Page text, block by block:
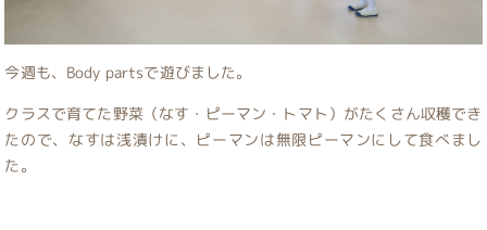
今週も、Body partsで遊びました。
クラスで育てた野菜（なす・ピーマン・トマト）がたくさん収穫でき
たので、なすは浅漬けに、ピーマンは無限ピーマンにして食べまし
た。